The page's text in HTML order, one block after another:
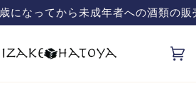
になってから未成年者への酒類の販
カ
ー